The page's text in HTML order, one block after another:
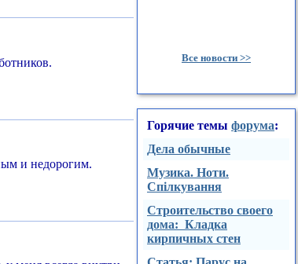
и недорогим.
Все новости >>
Горячие темы форума:
Дела обычные
Музика. Ноти.
Спілкування
Строительство своего
дома: Кладка
кирпичных стен